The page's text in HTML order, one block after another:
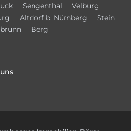
Sengenthal
Velburg
Altdorf b. Nürnberg
Stein
Berg